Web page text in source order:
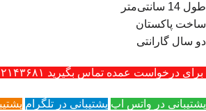
طول 14 سانتی‌متر
ساخت پاکستان
دو سال گارانتی
برای درخواست عمده تماس بگیرید ۰۹۲۱۲۱۴۳۶۸۱ - ۰۹۳۰۰۹۳۹۳۱۴
پشتیبانی در واتس اپ پشتیبانی در تلگرام